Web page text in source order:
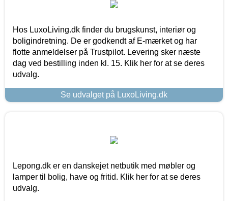
Hos LuxoLiving.dk finder du brugskunst, interiør og
boligindretning. De er godkendt af E-mærket og har
flotte anmeldelser på Trustpilot. Levering sker næste
dag ved bestilling inden kl. 15. Klik her for at se deres
udvalg.
Se udvalget på LuxoLiving.dk
Lepong.dk er en danskejet netbutik med møbler og
lamper til bolig, have og fritid. Klik her for at se deres
udvalg.